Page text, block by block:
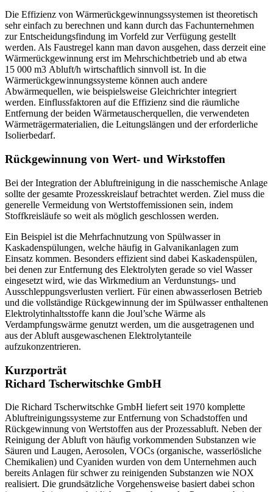
Die Effizienz von Wärmerückgewinnungssystemen ist theoretisch
sehr einfach zu berechnen und kann durch das Fachunternehmen
zur Entscheidungsfindung im Vorfeld zur Verfügung gestellt
werden. Als Faustregel kann man davon ausgehen, dass derzeit eine
Wärmerückgewinnung erst im Mehrschichtbetrieb und ab etwa
15 000 m3 Abluft/h wirtschaftlich sinnvoll ist. In die
Wärmerückgewinnungssysteme können auch andere
Abwärmequellen, wie beispielsweise Gleichrichter integriert
werden. Einflussfaktoren auf die Effizienz sind die räumliche
Entfernung der beiden Wärmetauscherquellen, die verwendeten
Wärmeträgermaterialien, die Leitungslängen und der erforderliche
Isolierbedarf.
Rückgewinnung von Wert- und Wirkstoffen
Bei der Integration der Abluftreinigung in die nasschemische Anlage
sollte der gesamte Prozesskreislauf betrachtet werden. Ziel muss die
generelle Vermeidung von Wertstoffemissionen sein, indem
Stoffkreisläufe so weit als möglich geschlossen werden.
Ein Beispiel ist die Mehrfachnutzung von Spülwasser in
Kaskadenspülungen, welche häufig in Galvanikanlagen zum
Einsatz kommen. Besonders effizient sind dabei Kaskadenspülen,
bei denen zur Entfernung des Elektrolyten gerade so viel Wasser
eingesetzt wird, wie das Wirkmedium an Verdunstungs- und
Ausschleppungsverlusten verliert. Für einen abwasserlosen Betrieb
und die vollständige Rückgewinnung der im Spülwasser enthaltenen
Elektrolytinhaltsstoffe kann die Joul’sche Wärme als
Verdampfungswärme genutzt werden, um die ausgetragenen und
aus der Abluft ausgewaschenen Elek­trolytanteile
aufzukonzentrieren.
Kurzporträt
Richard Tscherwitschke GmbH
Die Richard Tscherwitschke GmbH ­liefert seit 1970 komplette
Abluftreinigungssysteme zur Entfernung von Schadstoffen und
Rückgewinnung von Wertstoffen aus der Prozessabluft. Neben der
Reinigung der Abluft von häufig vorkommenden Substan­zen wie
Säuren und Laugen, Aerosolen, VOCs (organische, wasserlösliche
Chemikalien) und Cyaniden wurden von dem Unternehmen auch
bereits Anlagen für schwer zu reinigenden Substanzen wie NOX
realisiert. Die grundsätzliche Vorgehensweise basiert dabei schon